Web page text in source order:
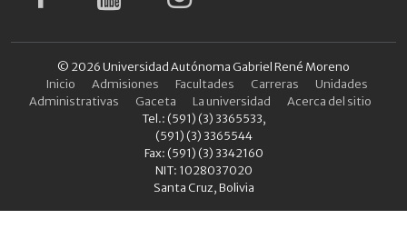
© 2026 Universidad Autónoma Gabriel René Moreno
Inicio
Admisiones Facultades Carreras
Unidades
Administrativas
Gaceta La universidad
Acerca del sitio
Tel.: (591) (3) 3365533,
(591) (3) 3365544
Fax: (591) (3) 3342160
NIT: 1028037020
Santa Cruz, Bolivia